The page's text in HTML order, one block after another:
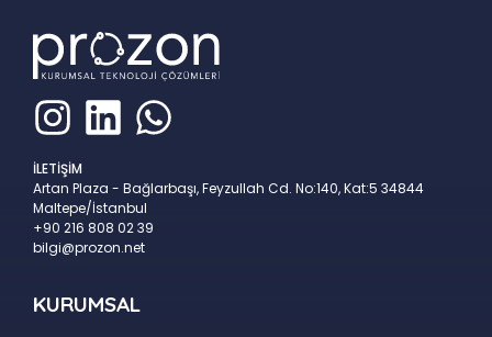
İLETİŞİM
Artan Plaza - Bağlarbaşı, Feyzullah Cd. No:140, Kat:5 34844
Maltepe/İstanbul
+90 216 808 02 39
bilgi@prozon.net
KURUMSAL